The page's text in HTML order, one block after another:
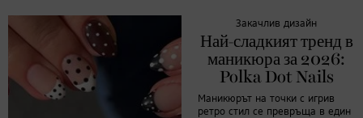
Закачлив дизайн
Най-сладкият тренд в
маникюра за 2026:
Polka Dot Nails
Маникюрът на точки с игрив
ретро стил се превръща в един